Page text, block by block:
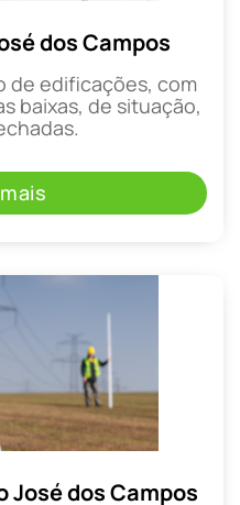
dos Campos
de edificações, com
baixas, de situação,
José dos Campos